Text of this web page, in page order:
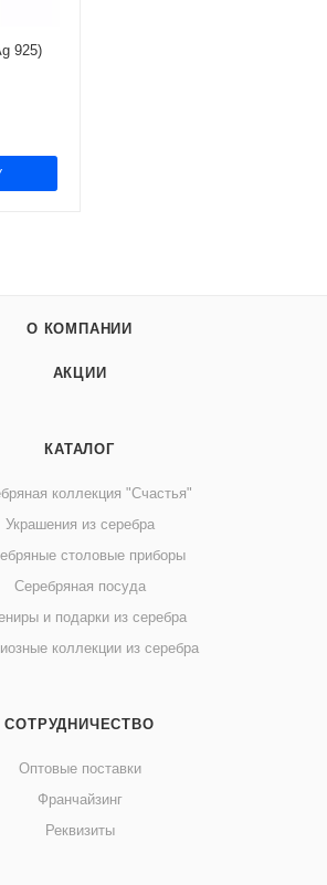
925)
О КОМПАНИИ
АКЦИИ
КАТАЛОГ
коллекция "Счастья"
Украшения из серебра
столовые приборы
Серебряная посуда
и подарки из серебра
коллекции из серебра
СОТРУДНИЧЕСТВО
Оптовые поставки
Франчайзинг
Реквизиты